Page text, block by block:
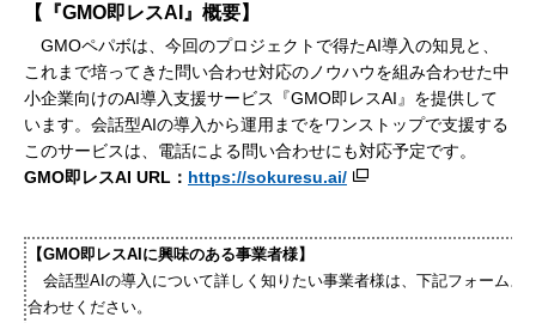
【『GMO即レスAI』概要】
GMOペパボは、今回のプロジェクトで得たAI導入の知見と、
これまで培ってきた問い合わせ対応のノウハウを組み合わせた中
小企業向けのAI導入支援サービス『GMO即レスAI』を提供して
います。会話型AIの導入から運用までをワンストップで支援する
このサービスは、電話による問い合わせにも対応予定です。
GMO即レスAI URL： https://sokuresu.ai/
【GMO即レスAIに興味のある事業者様】
会話型AIの導入について詳しく知りたい事業者様は、下記フォームよ
合わせください。